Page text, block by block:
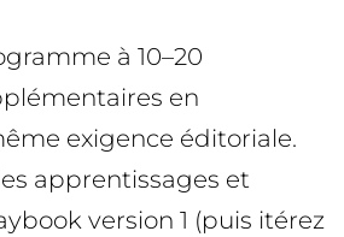
à 10–20
en
exigence éditoriale.
apprentissages et
version 1 (puis itérez